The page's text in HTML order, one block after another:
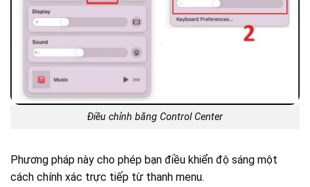
Điều chỉnh bằng Control Center
Phương pháp này cho phép bạn điều khiển độ sáng một
cách chính xác trực tiếp từ thanh menu.